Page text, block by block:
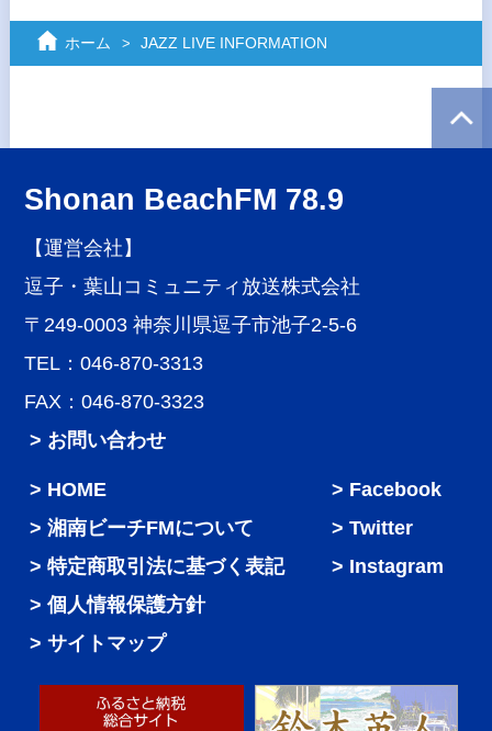
ホーム JAZZ LIVE INFORMATION
Shonan BeachFM 78.9
【運営会社】
逗子・葉山コミュニティ放送株式会社
〒249-0003 神奈川県逗子市池子2-5-6
TEL：046-870-3313
FAX：046-870-3323
> お問い合わせ
HOME
湘南ビーチFMについて
特定商取引法に基づく表記
個人情報保護方針
サイトマップ
Facebook
Twitter
Instagram